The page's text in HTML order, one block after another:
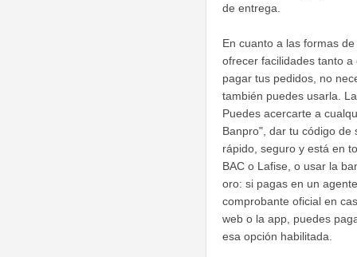
de entrega.
En cuanto a las formas
ofrecer facilidades tanto
pagar tus pedidos, no
también puedes usarla.
Puedes acercarte a
Banpro", dar tu código de
rápido, seguro y está en
BAC o Lafise, o usar la
oro: si pagas en un
comprobante oficial en
web o la app, puedes
esa opción habilitada.